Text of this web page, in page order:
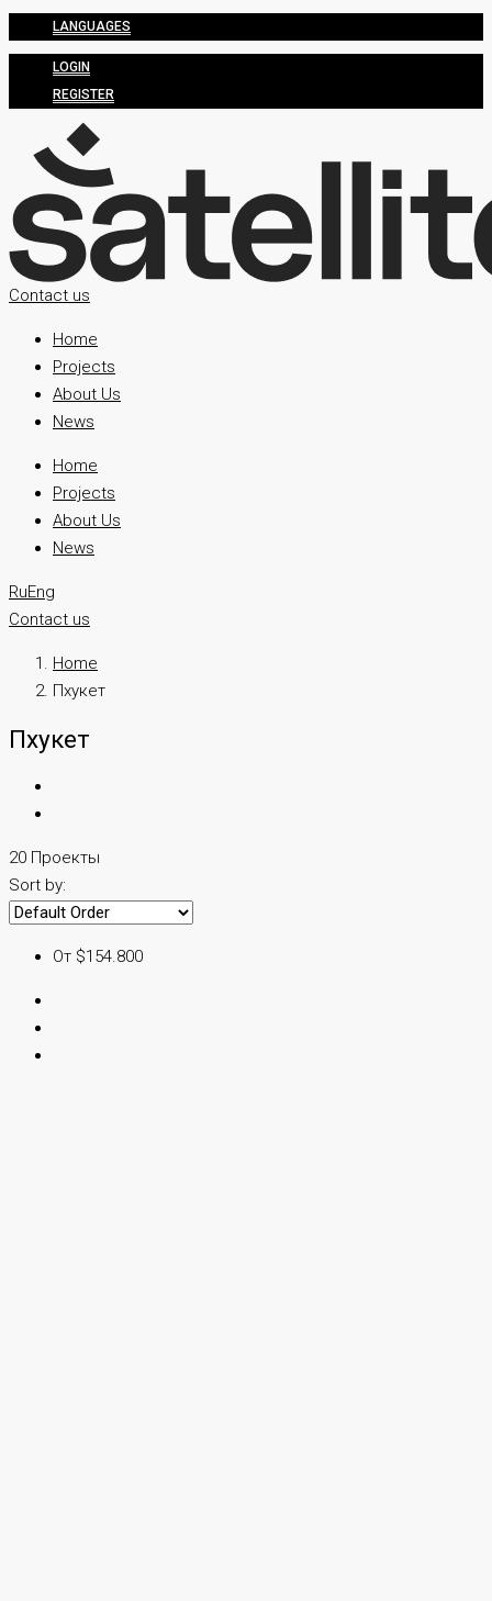
LANGUAGES
LOGIN
REGISTER
Contact us
Home
Projects
About Us
News
Home
Projects
About Us
News
RuEng
Contact us
Home
Пхукет
Пхукет
20 Проекты
Sort by:
От $154.800